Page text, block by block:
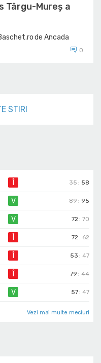
35 : 58
V 89 : 95
V 72 :70
72 : 62
53 :47
79 :44
V 57 :47
Vezi mai multe meciuri
Târgu-Mureș a
de Ancada
0
STIRI